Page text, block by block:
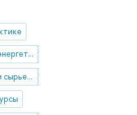
международные энергетические отношения
энергетические и сырьевые рынки